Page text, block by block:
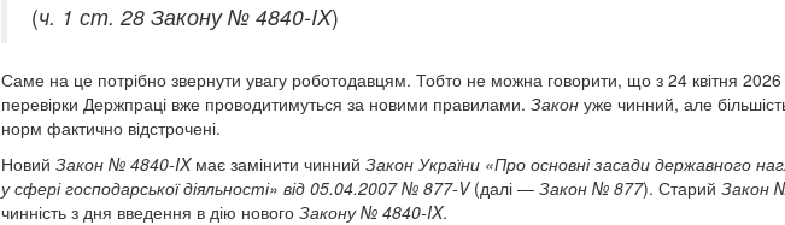
(ч. 1 ст. 28 Закону № 4840-IX)
Саме на це потрібно звернути увагу роботодавцям. Тобто не можна говорити, що з 24 квітня 2026
перевірки Держпраці вже проводитимуться за новими правилами. Законуже чинний, але
норм фактично відстрочені.
Новий Закон № 4840-IXмає замінити чинний Закон України «Про основні засади державного
у сфері господарської діяльності» від 05.04.2007 № 877-V(далі — Закон № 877). Старий Закон
чинність з дня введення в дію нового Закону № 4840-IX.